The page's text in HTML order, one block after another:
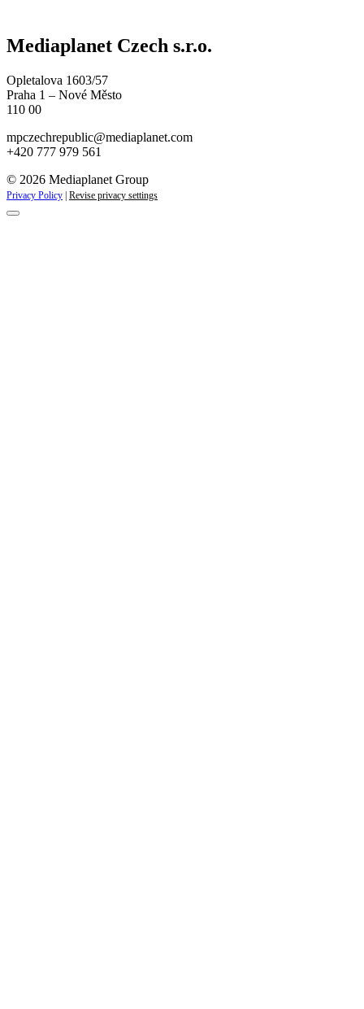
Mediaplanet Czech s.r.o.
Opletalova 1603/57
Praha 1 – Nové Město
110 00
mpczechrepublic@mediaplanet.com
+420 777 979 561
© 2026 Mediaplanet Group
Privacy Policy Revise privacy settings